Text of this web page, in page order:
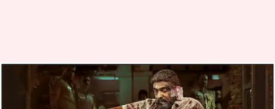
2020க்கு பிறகு
முதல்முறையாக சீனாவில்